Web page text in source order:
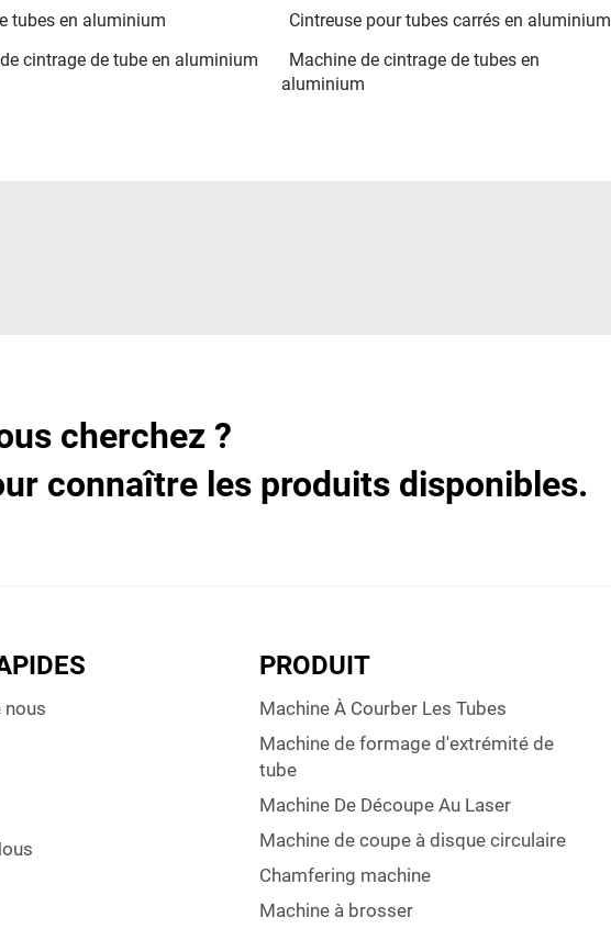
tubes en aluminium Cintreuse pour tubes carrés en aluminium
cintrage de tube en aluminium
Machine de cintrage de tubes en
aluminium
cherchez ?
connaître les produits disponibles.
nous
PRODUIT
Machine À Courber Les Tubes
Machine de formage d'extrémité de
tube
Machine De Découpe Au Laser
Machine de coupe à disque circulaire
Chamfering machine
Machine à brosser